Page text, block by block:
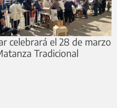
celebrará el 28 de marzo
Tradicional